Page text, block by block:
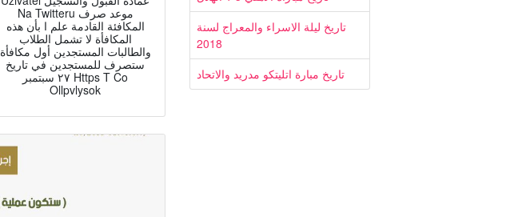
Na Twitteru موعد صرف
المكافئة القادمة علم ا بأن هذه
المكافأة لا تشمل الطلاب
والطالبات المستجدين أول مكافأة
ستصرف للمستجدين في تاريخ
٢٧ سبتمبر Https T Co
Ollpvlysok
تاريخ ليلة الاسراء والمعراج لسنة
2018
تاريخ مبارة اتليتكو مدريد والاتحاد